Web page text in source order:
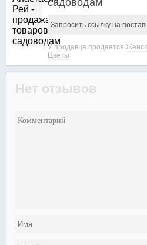
садоводам
Запросить ссылку на
У продавца продается
Цветы
Нет отзывов